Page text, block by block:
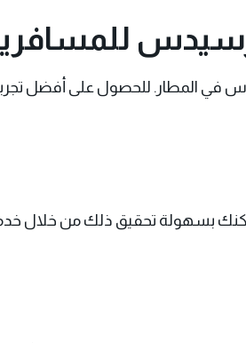
في المطار. للحصول على أفضل
بسهولة تحقيق ذلك من خلال